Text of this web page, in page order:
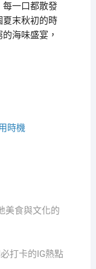
每一口都散發
夏末秋初的時
海味盛宴，
時機
美食與文化的
打卡的IG熱點